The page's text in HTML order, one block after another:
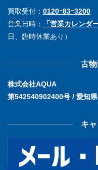
買取受付： 0120ｰ83ｰ3200
営業日時：
「営業カレンダ
日、臨時休業あり）
古
株式会社AQUA
第542540902400号 / 愛知
キ